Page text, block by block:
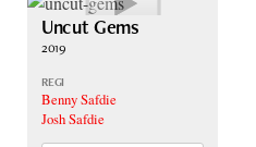
Uncut Gems
2019
REGI
Benny Safdie
Josh Safdie